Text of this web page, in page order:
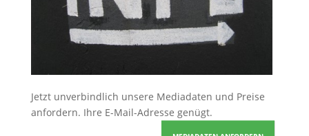
Jetzt unverbindlich unsere Mediadaten und Preise
anfordern. Ihre E-Mail-Adresse genügt.